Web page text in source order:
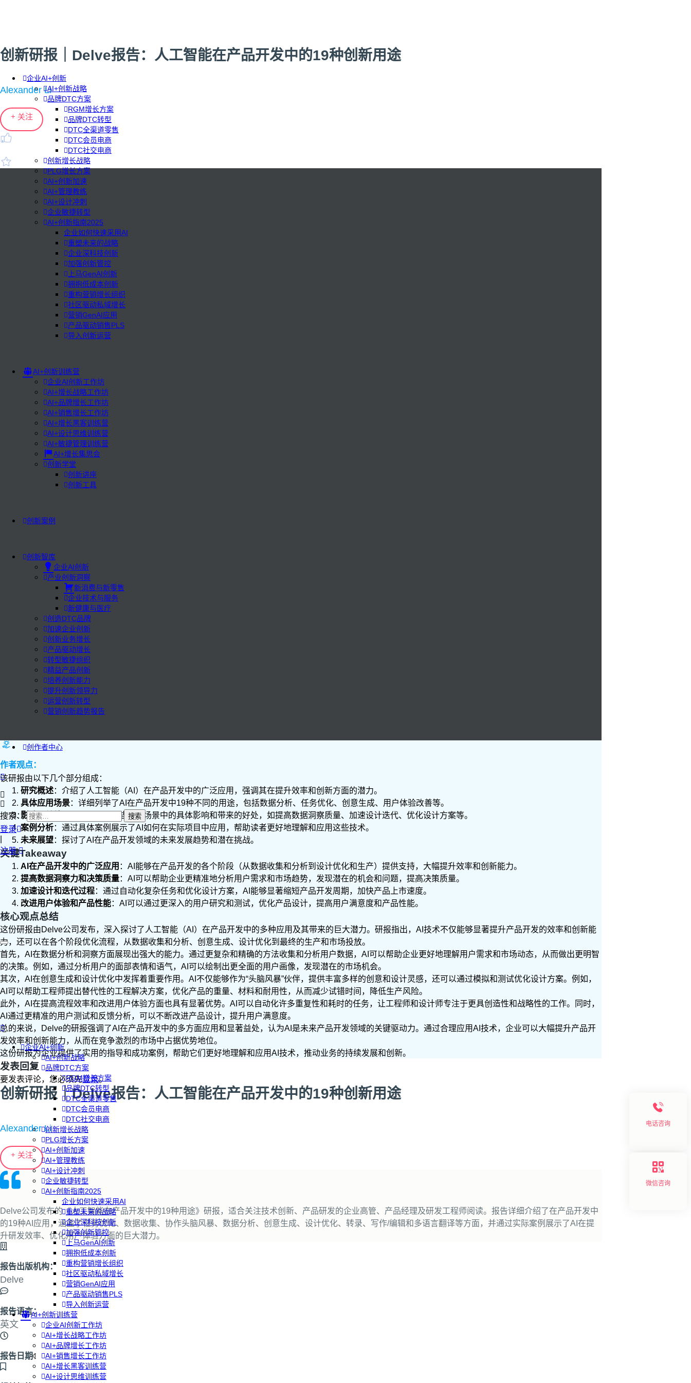
企业AI+创新
AI+创新战略
品牌DTC方案
RGM增长方案
品牌DTC转型
DTC全渠道零售
DTC会员电商
DTC社交电商
创新增长战略
PLG增长方案
AI+创新加速
AI+管理教练
AI+设计冲刺
企业敏捷转型
AI+创新指南2025
企业如何快速采用AI
重塑未来的战略
企业深科技创新
加强创新管控
上马GenAI创新
拥抱低成本创新
重构营销增长组织
社区驱动私域增长
营销GenAI应用
产品驱动销售PLS
导入创新运营
AI+创新训练营
企业AI创新工作坊
AI+增长战略工作坊
AI+品牌增长工作坊
AI+销售增长工作坊
AI+增长黑客训练营
AI+设计思维训练营
AI+敏捷管理训练营
AI+增长集思会
创新学堂
创新讲座
创新工具
创新案例
创新智库
企业AI创新
产业创新洞察
新消费与新零售
企业技术与服务
新健康与医疗
创造DTC品牌
加速企业创新
创新业务增长
产品驱动增长
转型敏捷组织
精益产品创新
培养创新能力
提升创新领导力
运营创新转型
营销创新趋势报告
创作者中心
搜索：
登录
注册
企业AI+创新
AI+创新战略
品牌DTC方案
RGM增长方案
品牌DTC转型
DTC全渠道零售
DTC会员电商
DTC社交电商
创新增长战略
PLG增长方案
AI+创新加速
AI+管理教练
AI+设计冲刺
企业敏捷转型
AI+创新指南2025
企业如何快速采用AI
重塑未来的战略
企业深科技创新
加强创新管控
上马GenAI创新
拥抱低成本创新
重构营销增长组织
社区驱动私域增长
营销GenAI应用
产品驱动销售PLS
导入创新运营
AI+创新训练营
企业AI创新工作坊
AI+增长战略工作坊
AI+品牌增长工作坊
AI+销售增长工作坊
AI+增长黑客训练营
AI+设计思维训练营
创新研报｜Delve报告：人工智能在产品开发中的19种创新用途
Alexander Li
+ 关注
作者观点：
该研报由以下几个部分组成：
研究概述：介绍了人工智能（AI）在产品开发中的广泛应用，强调其在提升效率和创新方面的潜力。
具体应用场景：详细列举了AI在产品开发中19种不同的用途，包括数据分析、任务优化、创意生成、用户体验改善等。
影响与益处
：分析了AI在这些应用场景中的具体影响和带来的好处，如提高数据洞察质量、加速设计迭代、优化设计方案等。
案例分析：通过具体案例展示了AI如何在实际项目中应用，帮助读者更好地理解和应用这些技术。
未来展望：探讨了AI在产品开发领域的未来发展趋势和潜在挑战。
关键Takeaway
AI在产品开发中的广泛应用 ：AI能够在产品开发的各个阶段（从数据收集和分析到设计优化和生产）提供支持，大幅提升效率和创新能力。
提高数据洞察力和决策质量：AI可以帮助企业更精准地分析用户需求和市场趋势，发现潜在的机会和问题，提高决策质量。
加速设计和迭代过程：通过自动化复杂任务和优化设计方案，AI能够显著缩短产品开发周期，加快产品上市速度。
改进用户体验和产品性能：AI可以通过更深入的用户研究和测试，优化产品设计，提高用户满意度和产品性能。
核心观点总结
这份研报由Delve公司发布，深入探讨了人工智能（AI）在产品开发中的多种应用及其带来的巨大潜力。研报指出，AI技术不仅能够显著提升产品开发的效率和创新能
力，还可以在各个阶段优化流程，从数据收集和分析、创意生成、设计优化到最终的生产和市场投放。
首先，AI在数据分析和洞察方面展现出强大的能力。通过更复杂和精确的方法收集和分析用户数据，AI可以帮助企业更好地理解用户需求和市场动态，从而做出更明智
的决策。例如，通过分析用户的面部表情和语气，AI可以绘制出更全面的用户画像，发现潜在的市场机会。
其次，AI在创意生成和设计优化中发挥着重要作用。AI不仅能够作为“头脑风暴”伙伴，提供丰富多样的创意和设计灵感，还可以通过模拟和测试优化设计方案。例如，
AI可以帮助工程师提出替代性的工程解决方案，优化产品的重量、材料和耐用性，从而减少试错时间，降低生产风险。
此外，AI在提高流程效率和改进用户体验方面也具有显著优势。AI可以自动化许多重复性和耗时的任务，让工程师和设计师专注于更具创造性和战略性的工作。同时，
AI通过更精准的用户测试和反馈分析，可以不断改进产品设计，提升用户满意度。
总的来说，Delve的研报强调了AI在产品开发中的多方面应用和显著益处，认为AI是未来产品开发领域的关键驱动力。通过合理应用AI技术，企业可以大幅提升产品开
发效率和创新能力，从而在竞争激烈的市场中占据优势地位。
这份研报为企业提供了实用的指导和成功案例，帮助它们更好地理解和应用AI技术，推动业务的持续发展和创新。
发表回复
要发表评论，您必须先登录。
创新研报｜Delve报告：人工智能在产品开发中的19种创新用途
Alexander Li
+ 关注
Delve公司发布的《人工智能在产品开发中的19种用途》研报，适合关注技术创新、产品研发的企业高管、产品经理及研发工程师阅读。报告详细介绍了在产品开发中
的19种AI应用，涵盖了任务优化、数据收集、协作头脑风暴、数据分析、创意生成、设计优化、转录、写作/编辑和多语言翻译等方面，并通过实际案例展示了AI在提
升研发效率、优化用户体验方面的巨大潜力。
报告出版机构：
Delve
报告语言：
英文
报告日期：
电话咨询
微信咨询